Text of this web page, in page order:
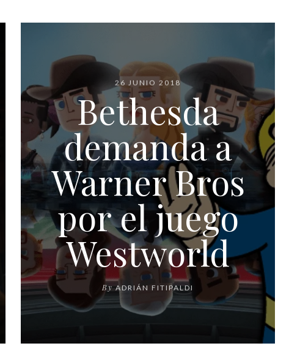
26 JUNIO 2018
Bethesda
demanda a
Warner Bros
por el juego
Westworld
By ADRIÁN FITIPALDI